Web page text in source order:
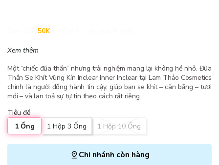
50K
Xem thêm
Một “chiếc đũa thần” nhưng trải nghiệm mang lại không hề nhỏ. Đũa
Thần Se Khít Vùng Kín Inclear Inner Inclear tại Lam Thảo Cosmetics
chính là người đồng hành tin cậy, giúp bạn se khít – cân bằng – tươi
mới – và lan toả sự tự tin theo cách rất riêng.
Tiêu đề
1 Ống
1 Hộp 3 Ống 1 Hộp 10 Ống
Chi nhánh còn hàng